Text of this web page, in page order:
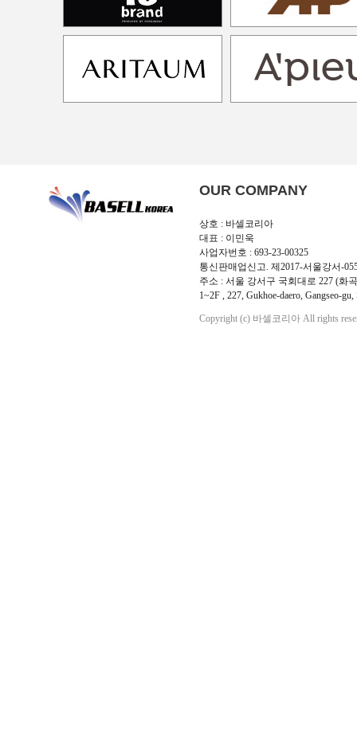
OUR COMPANY
상호 : 바셀코리아
대표 : 이민욱
사업자번호 : 693-23-00325
통신판매업신고. 제2017-서울강서-
주소 : 서울 강서구 국회대로 227 (화
1~2F , 227, Gukhoe-daero, Gangseo-
Copyright (c) 바셀코리아 All rights